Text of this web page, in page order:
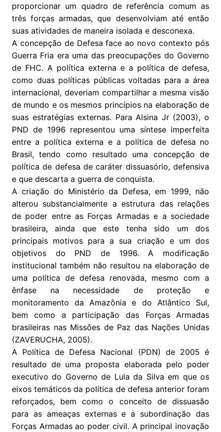
proporcionar um quadro de referência comum as
três forças armadas, que desenvolviam até então
suas atividades de maneira isolada e desconexa.
A concepção de Defesa face ao novo contexto pós
Guerra Fria era uma das preocupações do Governo
de FHC. A política externa e a política de defesa,
como duas políticas públicas voltadas para a área
internacional, deveriam compartilhar a mesma visão
de mundo e os mesmos princípios na elaboração de
suas estratégias externas. Para Alsina Jr (2003), o
PND de 1996 representou uma síntese imperfeita
entre a política externa e a política de defesa no
Brasil, tendo como resultado uma concepção de
política de defesa de caráter dissuasório, defensiva
e que descarta a guerra de conquista.
A criação do Ministério da Defesa, em 1999, não
alterou substancialmente a estrutura das relações
de poder entre as Forças Armadas e a sociedade
brasileira, ainda que este tenha sido um dos
principais motivos para a sua criação e um dos
objetivos do PND de 1996. A modificação
institucional também não resultou na elaboração de
uma política de defesa renovada, mesmo com a
ênfase na necessidade de proteção e
monitoramento da Amazônia e do Atlântico Sul,
bem como a participação das Forças Armadas
brasileiras nas Missões de Paz das Nações Unidas
(ZAVERUCHA, 2005).
A Política de Defesa Nacional (PDN) de 2005 é
resultado de uma proposta elaborada pelo poder
executivo do Governo de Lula da Silva em que os
eixos temáticos da política de defesa anterior foram
reforçados, bem como o conceito de dissuasão
para as ameaças externas e a subordinação das
Forças Armadas ao poder civil. A principal inovação